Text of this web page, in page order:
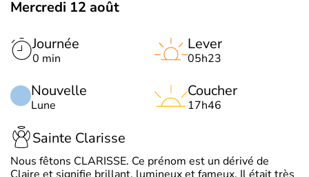
Mercredi 12 août
Journée
0 min
Nouvelle
Lune
Lever
05h23
Coucher
17h46
Sainte Clarisse
Nous fêtons CLARISSE. Ce prénom est un dérivé de